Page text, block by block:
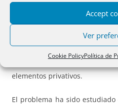
Accept
Ver
Cookie PolicyPolítica de
pasa de local a vivienda
.
no ofrece duda la tributación
1996, relativa a la
división horizontal, y la
elementos privativos.
El problema ha sido